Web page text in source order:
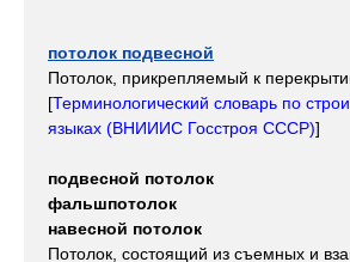
потолок подвесной
Потолок, прикрепляемый к
[Терминологический словарь по
языках (ВНИИИС Госстроя СССР)]
подвесной потолок
фальшпотолок
навесной потолок
Потолок, состоящий из съемных и